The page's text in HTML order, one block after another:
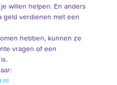
willen helpen. En anders
geld verdienen met een
hebben, kunnen ze
vragen of een